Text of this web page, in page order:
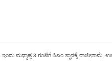
ಇಂದು ಮಧ್ಯಾಹ್ನ 3 ಗಂಟೆಗೆ ಸಿಎಂ ಸ್ಥಾನಕ್ಕೆ